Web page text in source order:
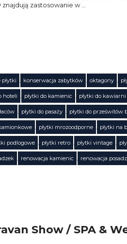
zastosowanie w …
płytki , konserwacja zabytków , oktagony ,
hoteli , płytki do kamienic , płytki do kawiarni
, płytki do pasaży , płytki do prześwitów
, płytki mrozoodporne , płytki na
podlogowe , płytki retro , płytki vintage ,
, renowacja kamienic , renowacja
Show / SPA &